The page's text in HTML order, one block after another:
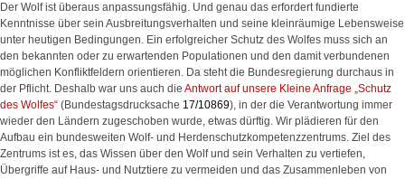
Der Wolf ist überaus anpassungsfähig. Und genau das erfordert fundierte
Kenntnisse über sein Ausbreitungsverhalten und seine kleinräumige Lebensweise
unter heutigen Bedingungen. Ein erfolgreicher Schutz des Wolfes muss sich an
den bekannten oder zu erwartenden Populationen und den damit verbundenen
möglichen Konfliktfeldern orientieren. Da steht die Bundesregierung durchaus in
der Pflicht. Deshalb war uns auch die Antwort auf unsere Kleine Anfrage „Schutz
des Wolfes“ (Bundestagsdrucksache 17/10869), in der die Verantwortung immer
wieder den Ländern zugeschoben wurde, etwas dürftig. Wir plädieren für den
Aufbau ein bundesweiten Wolf- und Herdenschutzkompetenzzentrums. Ziel des
Zentrums ist es, das Wissen über den Wolf und sein Verhalten zu vertiefen,
Übergriffe auf Haus- und Nutztiere zu vermeiden und das Zusammenleben von